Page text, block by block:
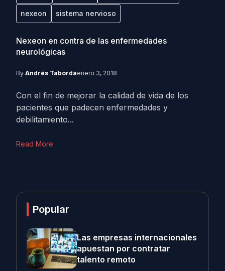
nexeon sistema nervioso
Nexeon en contra de las enfermedades
neurológicas
By Andrés Tabordaenero 3, 2018
Con el fin de mejorar la calidad de vida de los
pacientes que padecen enfermedades y
debilitamiento...
Read More
Popular
Las empresas internacionales
apuestan por contratar
talento remoto